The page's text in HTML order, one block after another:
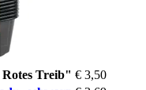
Treib" € 3,50